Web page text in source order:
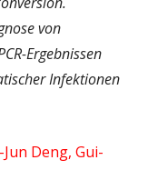
von
Ergebnissen
Infektionen
Deng, Gui-